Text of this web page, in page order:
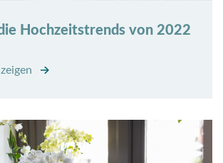
Hochzeitstrends von 2022